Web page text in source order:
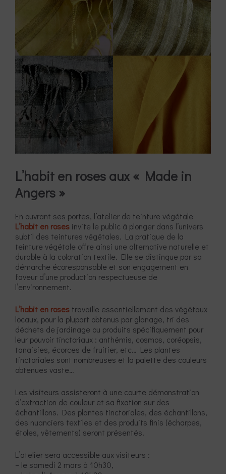
L’habit en roses aux « Made in
Angers »
En ouvrant ses portes, l’atelier de teinture végétale
L’habit en roses invite le public à plonger dans l’univers
subtil des teintures végétales. La pratique de la
teinture végétale offre ainsi une alternative naturelle et
durable à la coloration textile. Elle se distingue par sa
démarche écoresponsable et son engagement en
faveur d’une production respectueuse de
l’environnement.
L’habit en roses travaille essentiellement des végétaux
locaux, pour la plupart obtenus par glanage, tri des
déchets de jardinage ou produits spécifiquement pour
leur pouvoir tinctoriaux : anthémis, cosmos, coréopsis,
tanaisies, écorces de fruitier, etc… Les plantes
tinctoriales sont nombreuses et la palette des couleurs
obtenues vaste…
Les visiteurs assisteront à une courte démonstration
d’extraction de couleur et sa fixation sur des
échantillons. Des plantes tinctoriales, des échantillons,
des nuanciers textiles et des produits finis (écharpes,
étoles, vêtements) seront présentés.
L’atelier sera accessible aux visiteurs :
– le samedi 2 mars à 10h30,